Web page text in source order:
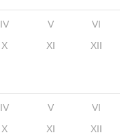
IV V
VI
X XI XII
IV V
VI
X XI XII